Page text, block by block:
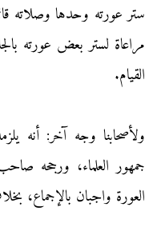
ستر عورته وحدها وصلاته
مراعاة لستر بعض عورته
القيام.
ولأصحابنا وجه آخر: أنه
جمهور العلماء، ورجحه
العورة واجبان بالإجماع،